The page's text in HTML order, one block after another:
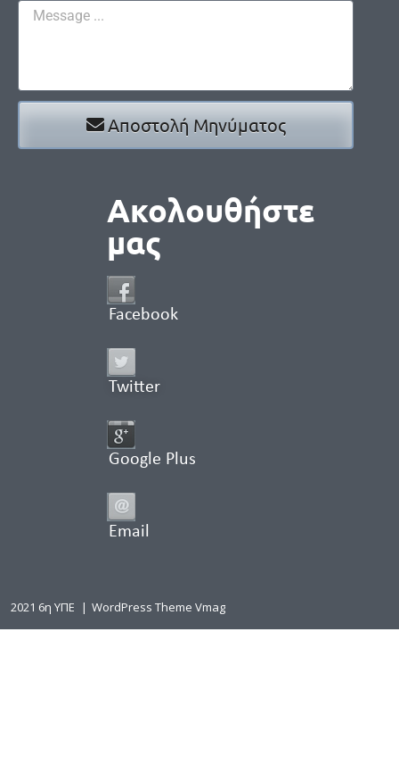
Αποστολή Μηνύματος
Ακολουθήστε
μας
Facebook
Twitter
Google Plus
Email
2021 6η ΥΠΕ | WordPress Theme Vmag